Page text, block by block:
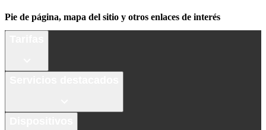
Pie de página, mapa del sitio y otros enlaces de interés